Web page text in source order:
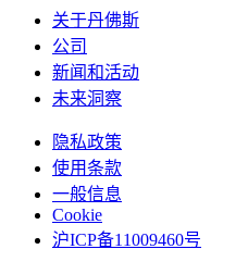
关于丹佛斯
公司
新闻和活动
未来洞察
隐私政策
使用条款
一般信息
Cookie
沪ICP备11009460号